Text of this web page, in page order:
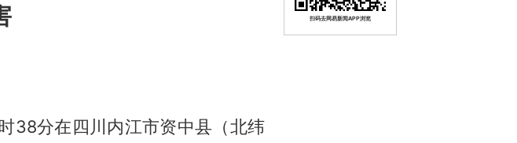
38分在四川内江市资中县（北纬
扫码去网易新闻APP浏览